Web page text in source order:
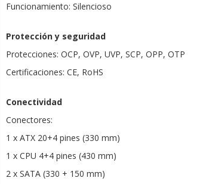
Funcionamiento: Silencioso
Protección y seguridad
Protecciones: OCP, OVP, UVP, SCP, OPP, OTP
Certificaciones: CE, RoHS
Conectividad
Conectores:
1 x ATX 20+4 pines (330 mm)
1 x CPU 4+4 pines (430 mm)
2 x SATA (330 + 150 mm)